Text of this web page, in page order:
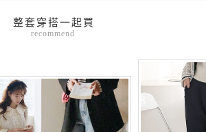
recommend